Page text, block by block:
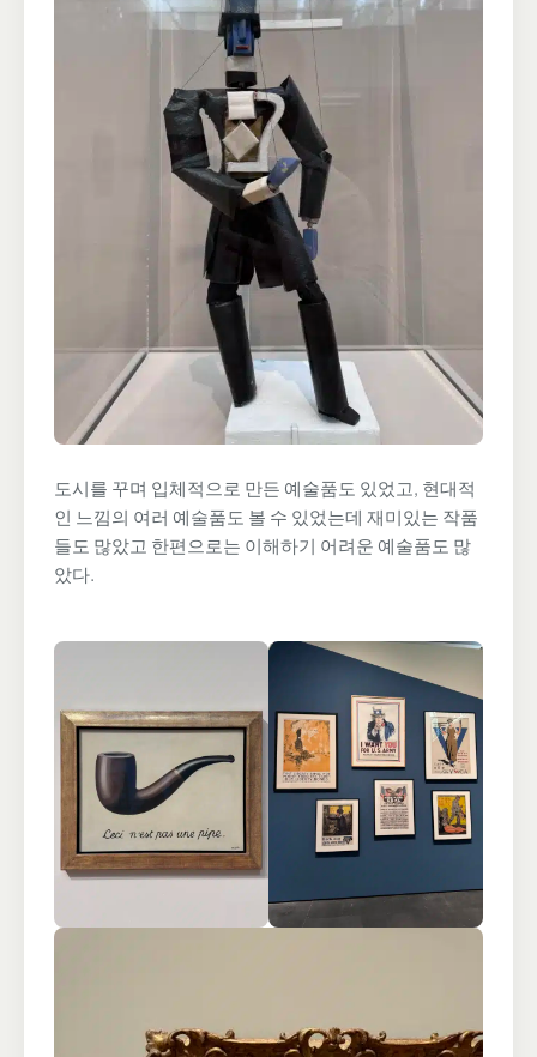
도시를 꾸며 입체적으로 만든 예술품도 있었고, 현대적
인 느낌의 여러 예술품도 볼 수 있었는데 재미있는 작품
들도 많았고 한편으로는 이해하기 어려운 예술품도 많
았다.